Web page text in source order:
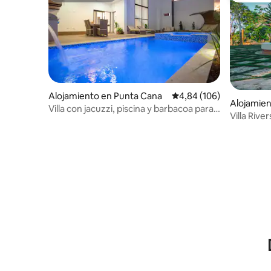
Alojamiento en Punta Cana Calificación promedio:
4,84 (106)
Villa con jacuzzi, piscina y barbacoa para
Villa